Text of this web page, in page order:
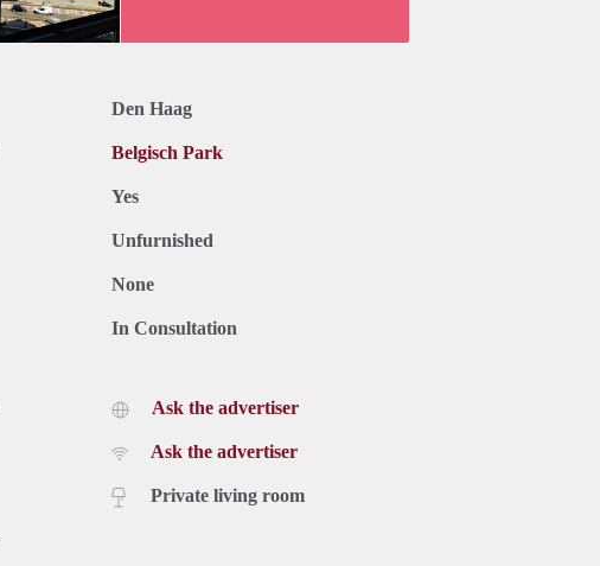
Den Haag
Belgisch Park
Yes
Unfurnished
None
In Consultation
Ask the advertiser
Ask the advertiser
Private living room